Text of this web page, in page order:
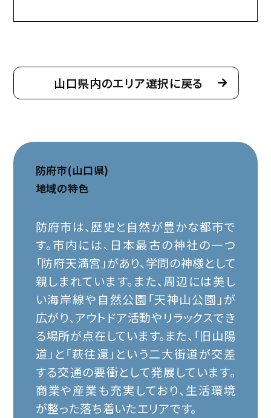
山口県内のエリア選択に戻る
防府市(山口県)
地域の特色
防府市は、歴史と自然が豊かな都市で
す。市内には、日本最古の神社の一つ
「防府天満宮」があり、学問の神様として
親しまれています。また、周辺には美し
い海岸線や自然公園「天神山公園」が
広がり、アウトドア活動やリラックスでき
る場所が点在しています。また、「旧山陽
道」と「萩往還」という二大街道が交差
する交通の要衝として発展しています。
商業や産業も充実しており、生活環境
が整った落ち着いたエリアです。